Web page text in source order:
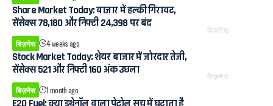
बिज़नेस
Share Market Today: बाजार में हल्की गिरावट,
सेंसेक्स 78,180 और निफ्टी 24,398 पर बंद
बिज़नेस 4 weeks ago
बिज़नेस
Stock Market Today: शेयर बाजार में जोरदार तेजी,
सेंसेक्स 521 और निफ्टी 160 अंक उछला
बिज़नेस 1 month ago